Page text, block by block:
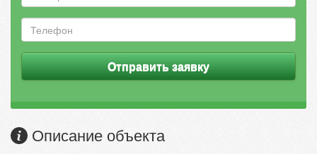
Отправить заявку
Описание объекта